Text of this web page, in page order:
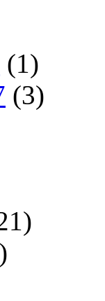
(1)
(3)